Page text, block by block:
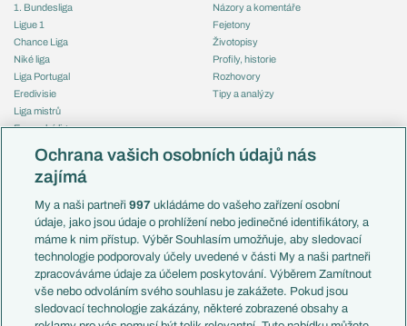
1. Bundesliga
Ligue 1
Chance Liga
Niké liga
Liga Portugal
Eredivisie
Liga mistrů
Evropská liga
Mistrovství světa
Liga národů
Témata
Představení týmů MS
EuroSkauting
PL v kostce
Evropské koeficienty
Přestupy
Přestupové spekulace
Názory a komentáře
Fejetony
Životopisy
Profily, historie
Rozhovory
Tipy a analýzy
Česko
Francie
Itálie
Německo
Španělsko
Argentina
Brazílie
Ochrana vašich osobních údajů nás
zajímá
My a naši partneři997 ukládáme do vašeho zařízení osobní
údaje, jako jsou údaje o prohlížení nebo jedinečné identifikátory, a
máme k nim přístup. Výběr Souhlasím umožňuje, aby sledovací
technologie podporovaly účely uvedené v části My a naši partneři
zpracováváme údaje za účelem poskytování. Výběrem Zamítnout
vše nebo odvoláním svého souhlasu je zakážete. Pokud jsou
sledovací technologie zakázány, některé zobrazené obsahy a